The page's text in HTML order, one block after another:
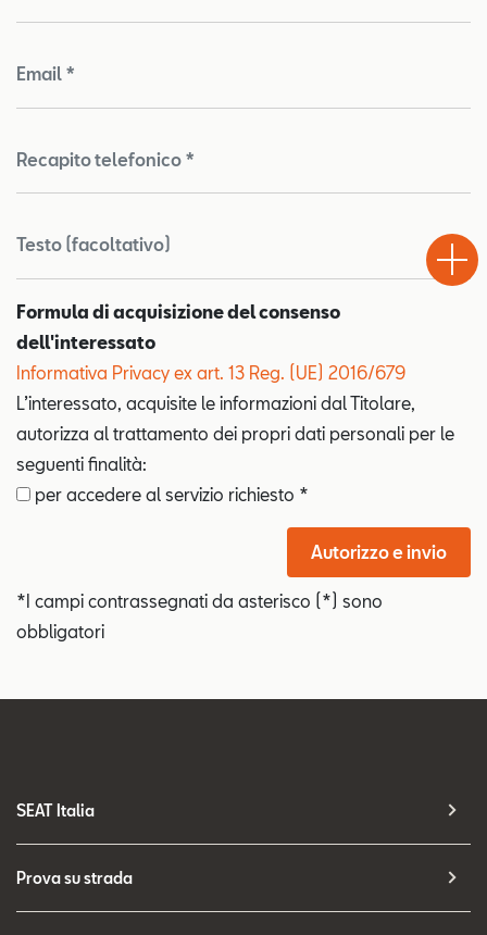
Email *
Recapito telefonico *
Testo (facoltativo)
Formula di acquisizione del consenso
dell'interessato
Informativa Privacy ex art. 13 Reg. (UE) 2016/679
L’interessato, acquisite le informazioni dal Titolare,
autorizza al trattamento dei propri dati personali per le
seguenti finalità:
per accedere al servizio richiesto *
Autorizzo e invio
*I campi contrassegnati da asterisco (*) sono
obbligatori
SEAT Italia
Prova su strada
Drive
Chiama